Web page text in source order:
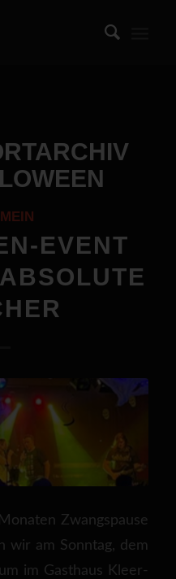
EVENT
Zwangspause
wir am Sonntag, dem
im Gasthaus Kleer-